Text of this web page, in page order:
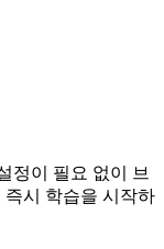
정이 필요 없이 브
시 학습을 시작하